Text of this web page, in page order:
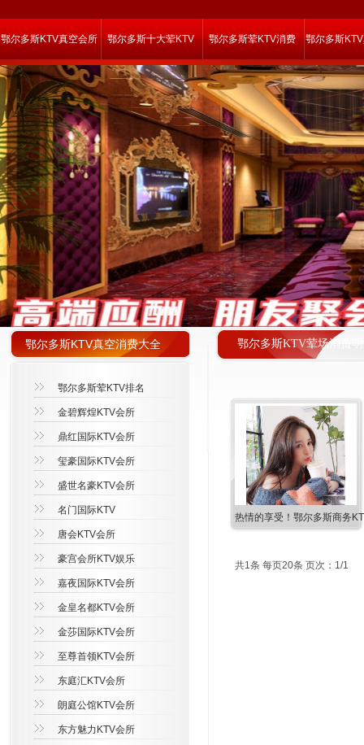
鄂尔多斯KTV真空会所 鄂尔多斯十大荤KTV 鄂尔多斯荤KTV消费 鄂尔多斯
鄂尔多斯KTV荤场消费
热情的享受！鄂尔多斯商务
共1条 每页20条 页次：1/1
鄂尔多斯KTV真空消费大全
鄂尔多斯荤KTV排名
金碧辉煌KTV会所
鼎红国际KTV会所
玺豪国际KTV会所
盛世名豪KTV会所
名门国际KTV
唐会KTV会所
豪宫会所KTV娱乐
嘉夜国际KTV会所
金皇名都KTV会所
金莎国际KTV会所
至尊首领KTV会所
东庭汇KTV会所
朗庭公馆KTV会所
东方魅力KTV会所